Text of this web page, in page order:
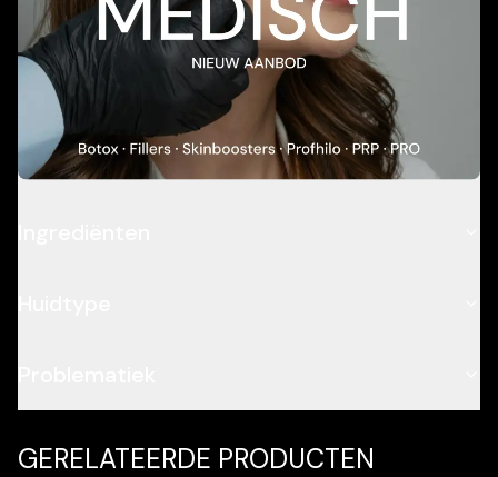
Add To Cart
Beschrijving
Toepassing
GERELATEERDE PRODUCTEN